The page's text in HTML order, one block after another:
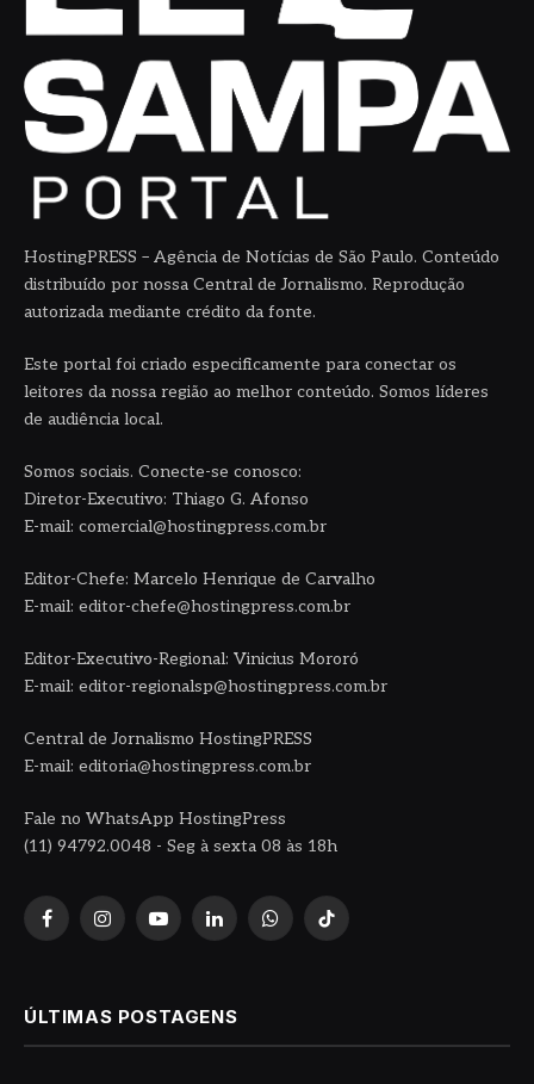
HostingPRESS – Agência de Notícias de São Paulo. Conteúdo
distribuído por nossa Central de Jornalismo. Reprodução
autorizada mediante crédito da fonte.
Este portal foi criado especificamente para conectar os
leitores da nossa região ao melhor conteúdo. Somos líderes
de audiência local.
Somos sociais. Conecte-se conosco:
Diretor-Executivo: Thiago G. Afonso
E-mail: comercial@hostingpress.com.br
Editor-Chefe: Marcelo Henrique de Carvalho
E-mail: editor-chefe@hostingpress.com.br
Editor-Executivo-Regional: Vinicius Mororó
E-mail: editor-regionalsp@hostingpress.com.br
Central de Jornalismo HostingPRESS
E-mail: editoria@hostingpress.com.br
Fale no WhatsApp HostingPress
(11) 94792.0048 - Seg à sexta 08 às 18h
FacebookInstagramYouTubeLinkedInWhatsAppTikTok
ÚLTIMAS POSTAGENS